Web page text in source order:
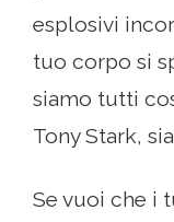
esplosivi
tuo corpo si
siamo tutti
Tony Stark,
Se vuoi che i